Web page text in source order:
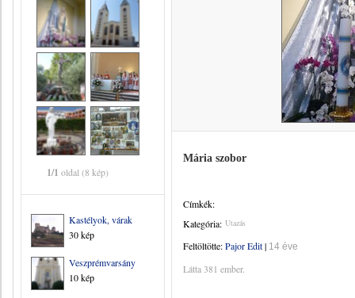
1/1 oldal (8 kép)
Kastélyok, várak
30 kép
Veszprémvarsány
10 kép
Mária szobor
Címkék:
Kategória: Utazás
Feltöltötte:Pajor Edit| 14 éve
Látta 381 ember.